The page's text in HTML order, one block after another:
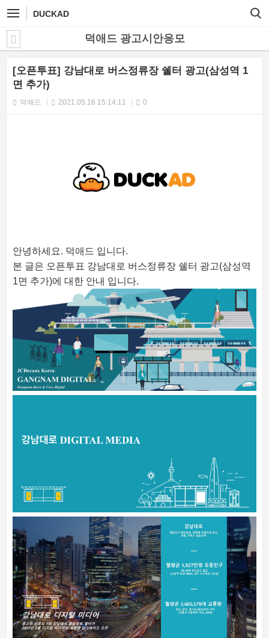
DUCKAD
덕애드 광고시안응모
[오픈투표] 강남대로 버스정류장 쉘터 광고(삼성역 1
면 추가)
덕애드 2021.05.16 15:14:11 0
안녕하세요. 덕애드 입니다.
본 글은 오픈투표 강남대로 버스정류장 쉘터 광고(삼성역
1면 추가)에 대한 안내 입니다.